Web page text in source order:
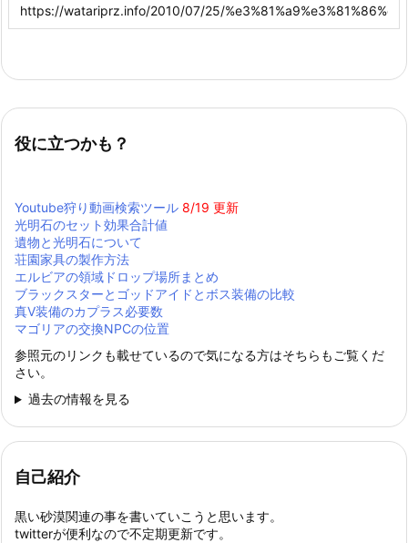
役に立つかも？
Youtube狩り動画検索ツール 8/19 更新
光明石のセット効果合計値
遺物と光明石について
荘園家具の製作方法
エルビアの領域ドロップ場所まとめ
ブラックスターとゴッドアイドとボス装備の比較
真Ⅴ装備のカプラス必要数
マゴリアの交換NPCの位置
参照元のリンクも載せているので気になる方はそちらもご覧くだ
さい。
過去の情報を見る
自己紹介
黒い砂漠関連の事を書いていこうと思います。
twitterが便利なので不定期更新です。